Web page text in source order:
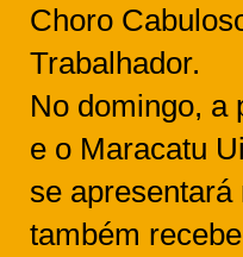
Choro
Trabalhador.
No domingo, a
e o Maracatu
se
também